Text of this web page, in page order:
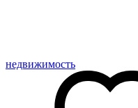
недвижимость